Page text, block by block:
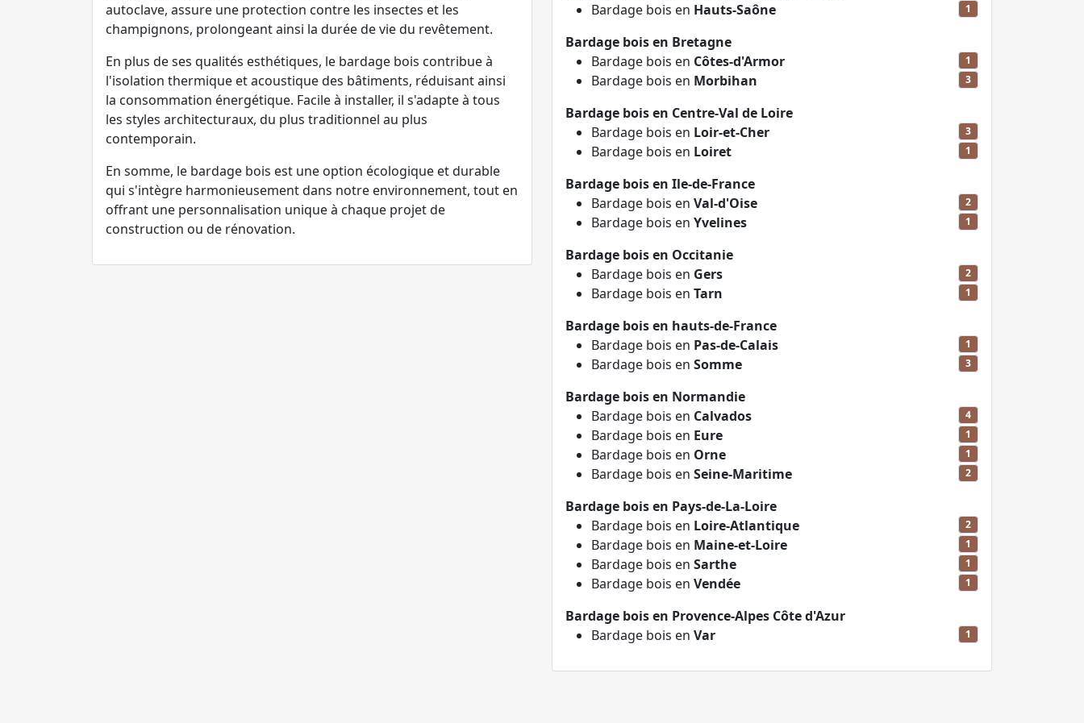
autoclave, assure une protection contre les insectes et les
champignons, prolongeant ainsi la durée de vie du revêtement.
En plus de ses qualités esthétiques, le bardage bois contribue à
l'isolation thermique et acoustique des bâtiments, réduisant ainsi
la consommation énergétique. Facile à installer, il s'adapte à tous
les styles architecturaux, du plus traditionnel au plus
contemporain.
En somme, le bardage bois est une option écologique et durable
qui s'intègre harmonieusement dans notre environnement, tout en
offrant une personnalisation unique à chaque projet de
construction ou de rénovation.
Bardage bois en Hauts-Saône 1
Bardage bois en Bretagne
Bardage bois en Côtes-d'Armor 1
Bardage bois en Morbihan 3
Bardage bois en Centre-Val de Loire
Bardage bois en Loir-et-Cher 3
Bardage bois en Loiret 1
Bardage bois en Ile-de-France
Bardage bois en Val-d'Oise 2
Bardage bois en Yvelines 1
Bardage bois en Occitanie
Bardage bois en Gers 2
Bardage bois en Tarn 1
Bardage bois en hauts-de-France
Bardage bois en Pas-de-Calais 1
Bardage bois en Somme 3
Bardage bois en Normandie
Bardage bois en Calvados 4
Bardage bois en Eure 1
Bardage bois en Orne 1
Bardage bois en Seine-Maritime 2
Bardage bois en Pays-de-La-Loire
Bardage bois en Loire-Atlantique 2
Bardage bois en Maine-et-Loire 1
Bardage bois en Sarthe 1
Bardage bois en Vendée 1
Bardage bois en Provence-Alpes Côte d'Azur
Bardage bois en Var 1